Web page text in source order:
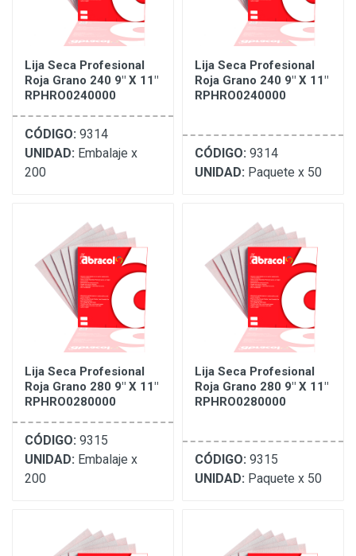
Lija Seca Profesional
Roja Grano 240 9" X 11"
RPHRO0240000
CÓDIGO: 9314
UNIDAD: Embalaje x
200
Lija Seca Profesional
Roja Grano 240 9" X 11"
RPHRO0240000
CÓDIGO: 9314
UNIDAD: Paquete x 50
Lija Seca Profesional
Roja Grano 280 9" X 11"
RPHRO0280000
CÓDIGO: 9315
UNIDAD: Embalaje x
200
Lija Seca Profesional
Roja Grano 280 9" X 11"
RPHRO0280000
CÓDIGO: 9315
UNIDAD: Paquete x 50